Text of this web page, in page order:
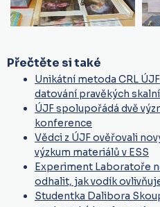
Přečtěte si také
Unikátní metoda CRL
datování pravěkých
ÚJF spolupořádá dvě
konference
Vědci z ÚJF ověřovali
výzkum materiálů v ESS
Experiment Laboratoře
odhalit, jak vodík
Studentka Dalibora